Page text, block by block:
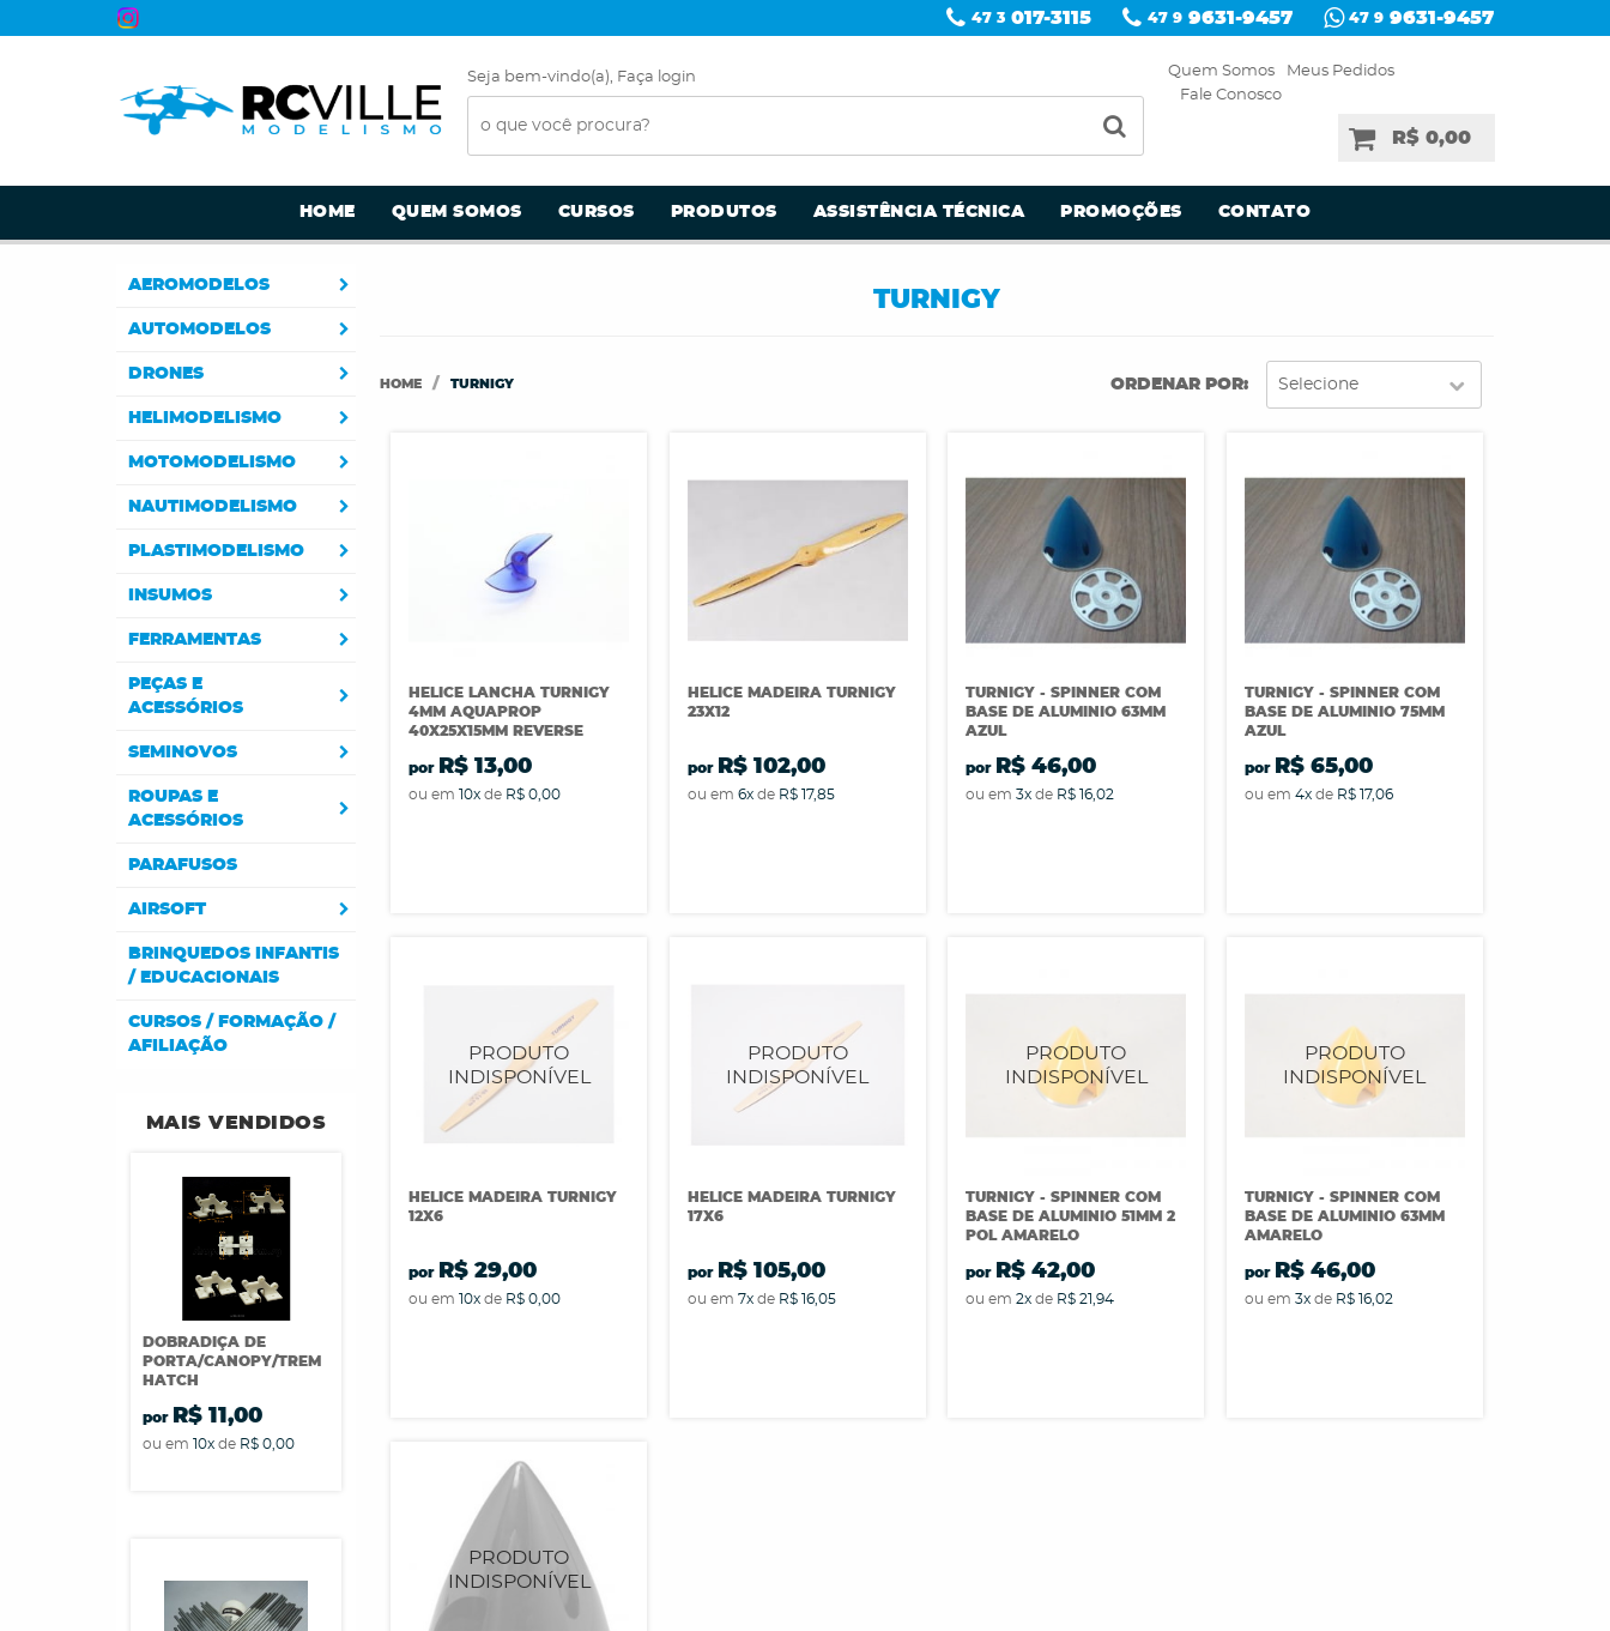
47 3 017-3115 47 9 9631-9457 47 9 9631-9457
Seja bem-vindo(a), Faça login Quem Somos
Meus Pedidos
Fale Conosco
R$ 0,00
HOME QUEM SOMOS CURSOS PRODUTOS ASSISTÊNCIA TÉCNICA PROMOÇÕES CONTATO
AEROMODELOS
AUTOMODELOS
DRONES
HELIMODELISMO
MOTOMODELISMO
NAUTIMODELISMO
PLASTIMODELISMO
INSUMOS
FERRAMENTAS
PEÇAS E
ACESSÓRIOS
SEMINOVOS
ROUPAS E
ACESSÓRIOS
PARAFUSOS
AIRSOFT
BRINQUEDOS INFANTIS
/ EDUCACIONAIS
CURSOS / FORMAÇÃO /
AFILIAÇÃO
MAIS VENDIDOS
DOBRADIÇA DE
PORTA/CANOPY/TREM
HATCH
por R$ 11,00
ou em 10xde R$ 0,00
TURNIGY
HOME TURNIGY ORDENAR POR Selecione
HELICE LANCHA TURNIGY
4MM AQUAPROP
40X25X15MM REVERSE
por R$ 13,00
ou em10x de R$ 0,00
HELICE MADEIRA TURNIGY
23X12
por R$ 102,00
ou em 6xde R$ 17,85
TURNIGY - SPINNER COM
BASE DE ALUMINIO 63MM
AZUL
por R$ 46,00
ou em3x de R$ 16,02
TURNIGY - SPINNER COM
BASE DE ALUMINIO 75MM
AZUL
por R$ 65,00
ou em 4xde R$ 17,06
HELICE MADEIRA TURNIGY
12X6
por R$ 29,00
ou em10x de R$ 0,00
HELICE MADEIRA TURNIGY
17X6
por R$ 105,00
ou em 7xde R$ 16,05
TURNIGY - SPINNER COM
BASE DE ALUMINIO 51MM 2
POL AMARELO
por R$ 42,00
ou em2x de R$ 21,94
TURNIGY - SPINNER COM
BASE DE ALUMINIO 63MM
AMARELO
por R$ 46,00
ou em 3xde R$ 16,02